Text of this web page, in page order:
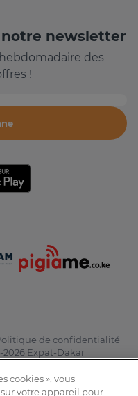
notre newsletter
des
!
de confidentialité
2026 Expat-Dakar
cookies », vous
votre appareil pour